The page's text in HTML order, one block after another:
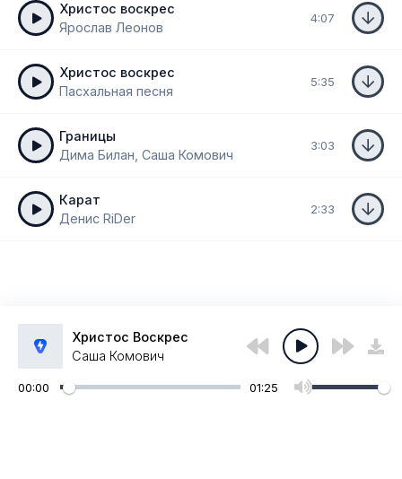
Христос воскрес
Ярослав Леонов
4:07
Христос воскрес
Пасхальная песня
5:35
Границы
Дима Билан, Саша Комович
3:03
Карат
Денис RiDer
2:33
Христос Воскрес
Саша Комович
00:00 01:25